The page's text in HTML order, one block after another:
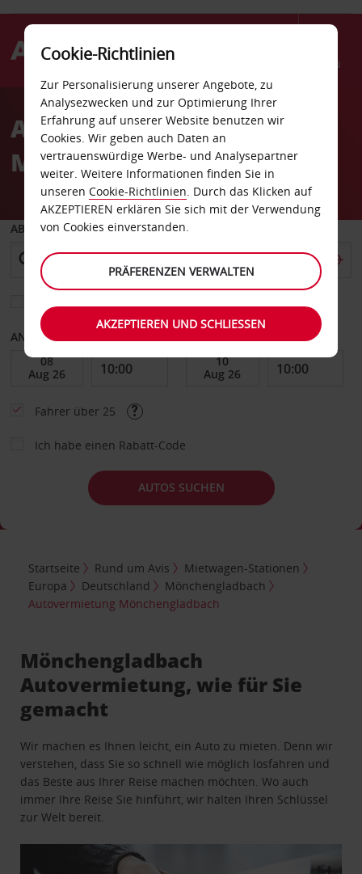
Menü
AvisAutovermietung
Mönchengladbach
ABHOLEN VON
ANFANGSDATUM
Fahrer über 25
Ich habe einen Rabatt-Code
AUTOS SUCHEN
Startseite Rund um Avis
Mietwagen-Stationen
Europa
Deutschland
Mönchengladbach
Autovermietung Mönchengladbach
Mönchengladbach
Autovermietung, wie für Sie
gemacht
Wir machen es Ihnen leicht, ein Auto zu mieten. Denn wir
verstehen, dass Sie so schnell wie möglich losfahren und
das Beste aus Ihrer Reise machen möchten. Wo auch
immer Ihre Reise Sie hinführt, wir halten Ihren Schlüssel
zur Welt bereit.
Cookie-Richtlinien
Zur Personalisierung unserer Angebote, zu
Analysezwecken und zur Optimierung Ihrer
Erfahrung auf unserer Website benutzen wir
Cookies. Wir geben auch Daten an
vertrauenswürdige Werbe- und Analysepartner
weiter. Weitere Informationen finden Sie in
unseren Cookie-Richtlinien. Durch das Klicken auf
AKZEPTIEREN erklären Sie sich mit der Verwendung
von Cookies einverstanden.
PRÄFERENZEN VERWALTEN
AKZEPTIEREN UND SCHLIESSEN